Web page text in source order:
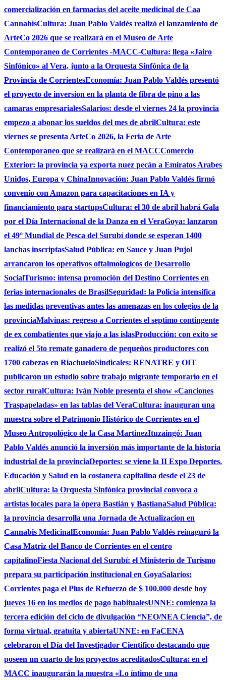
comercialización en farmacias del aceite medicinal de Caa
CannabisCultura: Juan Pablo Valdés realizó el lanzamiento de
ArteCo 2026 que se realizará en el Museo de Arte
Contemporaneo de Corrientes -MACC-Cultura: llega «Jairo
Sinfónico» al Vera, junto a la Orquesta Sinfónica de la
Provincia de CorrientesEconomía: Juan Pablo Valdés presentó
el proyecto de inversion en la planta de fibra de pino a las
camaras empresarialesSalarios: desde el viernes 24 la provincia
empezo a abonar los sueldos del mes de abrilCultura: este
viernes se presenta ArteCo 2026, la Feria de Arte
Contemporaneo que se realizará en el MACCComercio
Exterior: la provincia ya exporta nuez pecán a Emiratos Arabes
Unidos, Europa y ChinaInnovación: Juan Pablo Valdés firmó
convenio con Amazon para capacitaciones en IA y
financiamiento para startupsCultura: el 30 de abril habrá Gala
por el Día Internacional de la Danza en el VeraGoya: lanzaron
el 49° Mundial de Pesca del Surubí donde se esperan 1400
lanchas inscriptasSalud Pública: en Sauce y Juan Pujol
arrancaron los operativos oftalmologicos de Desarrollo
SocialTurismo: intensa promoción del Destino Corrientes en
ferias internacionales de BrasilSeguridad: la Policía intensifica
las medidas preventivas antes las amenazas en los colegios de la
provinciaMalvinas: regreso a Corrientes el septimo contingente
de ex combatientes que viajo a las islasProducción: con exito se
realizó el 5to remate ganadero de pequeños productores con
1700 cabezas en RiachueloSindicales: RENATRE y OIT
publicaron un estudio sobre trabajo migrante temporario en el
sector ruralCultura: Iván Noble presenta el show «Canciones
Traspapeladas» en las tablas del VeraCultura: inauguran una
muestra sobre el Patrimonio Histórico de Corrientes en el
Museo Antropológico de la Casa MartinezItuzaingó: Juan
Pablo Valdés anunció la inversión más importante de la historia
industrial de la provinciaDeportes: se viene la II Expo Deportes,
Educación y Salud en la costanera capitalina desde el 23 de
abrilCultura: la Orquesta Sinfónica provincial convoca a
artistas locales para la ópera Bastián y BastianaSalud Pública:
la provincia desarrolla una Jornada de Actualizacion en
Cannabis MedicinalEconomía: Juan Pablo Valdés reinaguró la
Casa Matriz del Banco de Corrientes en el centro
capitalinoFiesta Nacional del Surubí: el Ministerio de Turismo
prepara su participación institucional en GoyaSalarios:
Corrientes paga el Plus de Refuerzo de $ 100.000 desde hoy
jueves 16 en los medios de pago habitualesUNNE: comienza la
tercera edición del ciclo de divulgación “NEO/NEA Ciencia”, de
forma virtual, gratuita y abiertaUNNE: en FaCENA
celebraron el Día del Investigador Cientifico destacando que
poseen un cuarto de los proyectos acreditadosCultura: en el
MACC inaugurarán la muestra «Lo íntimo de una